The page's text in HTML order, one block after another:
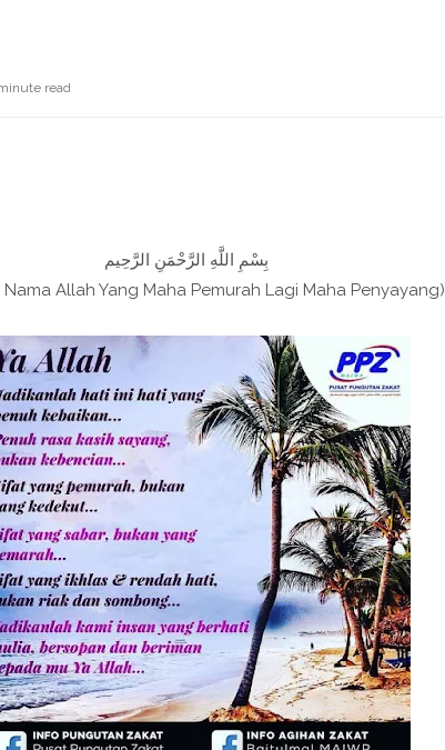
read
Allah Yang Maha Pemurah Lagi Maha Penyayang)